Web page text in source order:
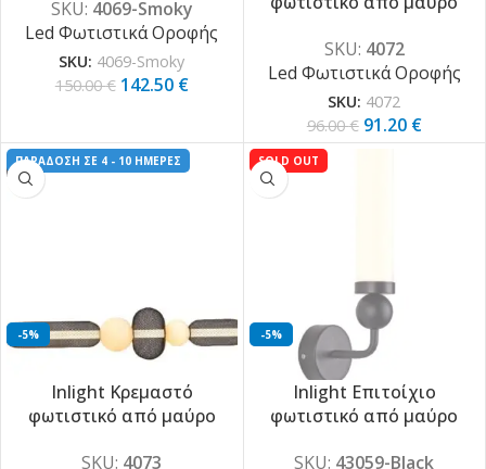
D:45x11cm (4069-Smoky)
SKU: 4069-Smoky
Led Φωτιστικά Οροφής
SKU: 4069-Smoky
150.00€ 142.50 €
2784LM 3000K D:2m (4072)
SKU: 4072
Led Φωτιστικά Οροφής
SKU: 4072
96.00€ 91.20 €
-5%
ΠΑΡΑΔΟΣΗ ΣΕ 4 - 10 ΗΜΕΡΕΣ
Inlight Κρεμαστό
φωτιστικό από μαύρο
4408LM 3000K D:1m (4073)
SKU: 4073
-5%
SOLD OUT
Inlight Eπιτοίχιο
φωτιστικό από μαύρο
γυαλί 1XG9 D:12x33cm
SKU: 43059-Black